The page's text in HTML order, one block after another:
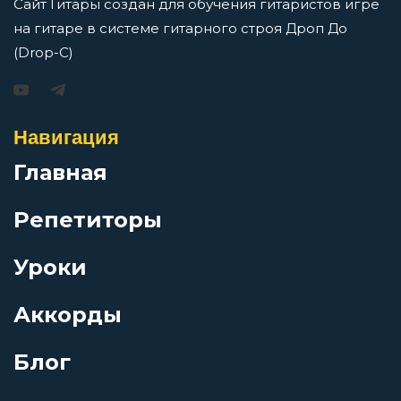
Последняя песня
Поток
Приснилось мне
Прозрачная
гитары
Перейти
Просмотров: 10493 чел.
Сайт Гитары создан для обучения гитаристов игре
на гитаре в системе гитарного строя Дроп До
(Drop-C)
Навигация
Главная
Репетиторы
Уроки
Аккорды
Блог